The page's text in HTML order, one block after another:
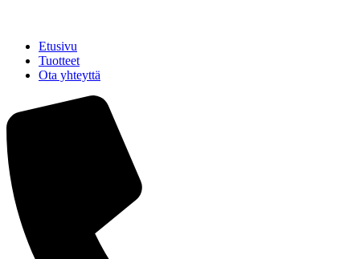
Etusivu
Tuotteet
Ota yhteyttä